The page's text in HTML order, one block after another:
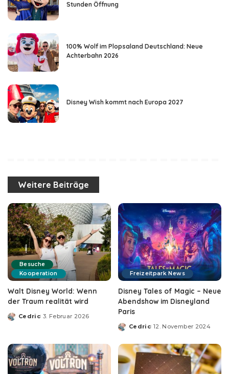
Stunden Öffnung
100% Wolf im Plopsaland Deutschland: Neue
Achterbahn 2026
Disney Wish kommt nach Europa 2027
Weitere Beiträge
Besuche
Kooperation
Walt Disney World: Wenn
der Traum realität wird
Posted
Cedric 3. Februar 2026
Freizeitpark News
Disney Tales of Magic – Neue
Abendshow im Disneyland
Paris
Posted
Cedric 12. November 2024